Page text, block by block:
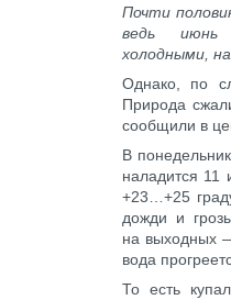
Почти
ведь июнь
холодными,
Однако, по
Природа
сообщили в
В
наладится 11
+23…+25
дожди и
на выходных
вода
То есть